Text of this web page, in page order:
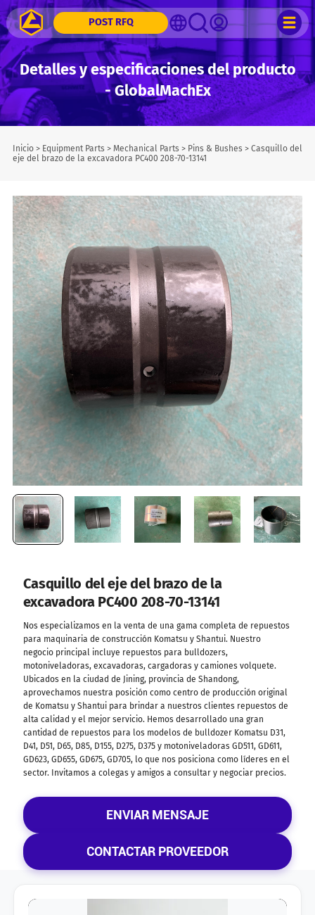
POST RFQ
Detalles y especificaciones del producto
- GlobalMachEx
Inicio> Equipment Parts > Mechanical Parts > Pins & Bushes > Casquillo del
eje del brazo de la excavadora PC400 208-70-13141
Casquillo del eje del brazo de la
excavadora PC400 208-70-13141
Nos especializamos en la venta de una gama completa de repuestos
para maquinaria de construcción Komatsu y Shantui. Nuestro
negocio principal incluye repuestos para bulldozers,
motoniveladoras, excavadoras, cargadoras y camiones volquete.
Ubicados en la ciudad de Jining, provincia de Shandong,
aprovechamos nuestra posición como centro de producción original
de Komatsu y Shantui para brindar a nuestros clientes repuestos de
alta calidad y el mejor servicio. Hemos desarrollado una gran
cantidad de repuestos para los modelos de bulldozer Komatsu D31,
D41, D51, D65, D85, D155, D275, D375 y motoniveladoras GD511, GD611,
GD623, GD655, GD675, GD705, lo que nos posiciona como líderes en el
sector. Invitamos a colegas y amigos a consultar y negociar precios.
ENVIAR MENSAJE
CONTACTAR PROVEEDOR